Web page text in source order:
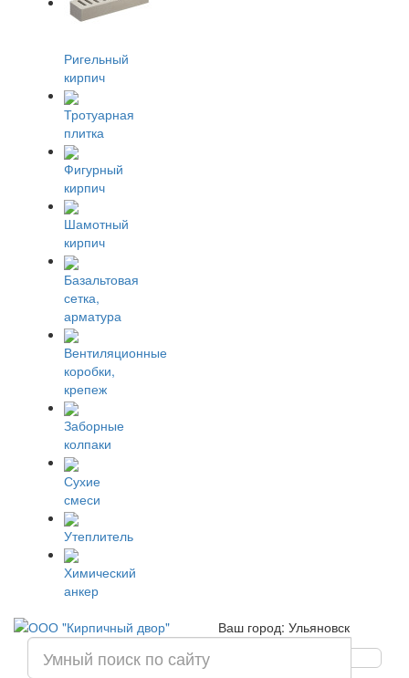
Ригельный
кирпич
Тротуарная
плитка
Фигурный
кирпич
Шамотный
кирпич
Базальтовая
сетка,
арматура
Вентиляционные
коробки,
крепеж
Заборные
колпаки
Сухие
смеси
Утеплитель
Химический
анкер
Ваш город: Ульяновск